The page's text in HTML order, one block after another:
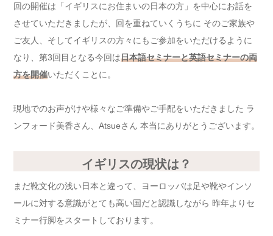
回の開催は「イギリスにお住まいの日本の方」を中心にお話を
させていただきましたが、回を重ねていくうちに そのご家族や
ご友人、そしてイギリスの方々にもご参加をいただけるように
なり、第3回目となる今回は日本語セミナーと英語セミナーの両
方を開催いただくことに。
現地でのお声がけや様々なご準備やご手配をいただきました ラ
ンフォード美香さん、Atsueさん 本当にありがとうございます。
イギリスの現状は？
まだ靴文化の浅い日本と違って、ヨーロッパは足や靴やインソ
ールに対する意識がとても高い国だと認識しながら 昨年よりセ
ミナー行脚をスタートしております。